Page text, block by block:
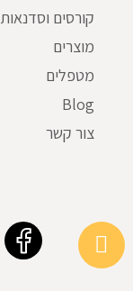
קורסים וסדנאות
מוצרים
מטפלים
Blog
צור קשר